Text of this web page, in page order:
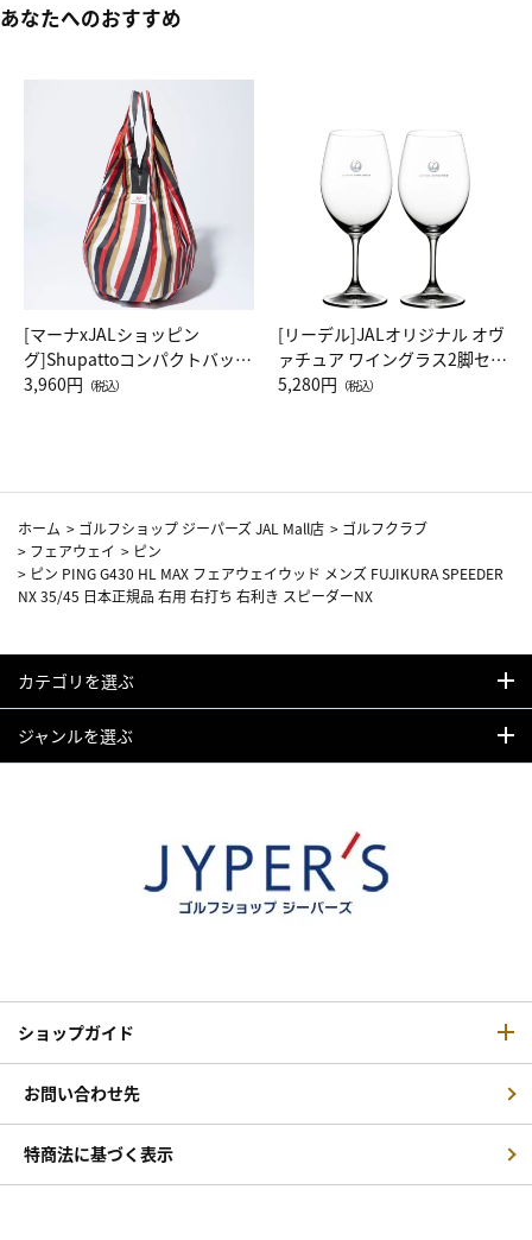
あなたへのおすすめ
[マーナxJALショッピン
グ]Shupattoコンパクトバッグ
Drop JAL客室乗務員（LC）ス
3,960円 （税込）
[リーデル]JALオリジナル オヴ
ァチュア ワイングラス2脚セッ
ト（レッドワイン）
5,280円 （税込）
ホーム > ゴルフショップ ジーパーズ JAL Mall店 > ゴルフクラブ
> フェアウェイ > ピン
> ピン PING G430 HL MAX フェアウェイウッド メンズ FUJIKURA SPEEDER
NX 35/45 日本正規品 右用 右打ち 右利き スピーダーNX
カテゴリを選ぶ
ジャンルを選ぶ
ショップガイド
お問い合わせ先
特商法に基づく表示